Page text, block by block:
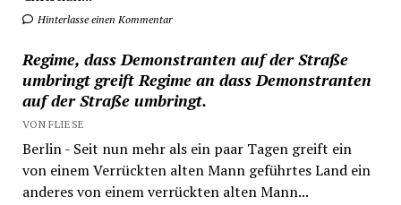
Hinterlasse einen Kommentar
Regime, dass Demonstranten auf der Straße
umbringt greift Regime an dass Demonstranten
auf der Straße umbringt.
VON FLIESE
Berlin - Seit nun mehr als ein paar Tagen greift ein
von einem Verrückten alten Mann geführtes Land ein
anderes von einem verrückten alten Mann...